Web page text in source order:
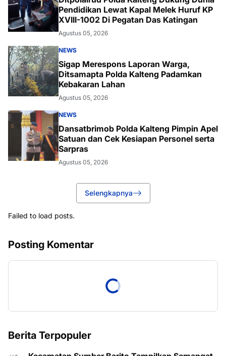
Pendidikan Lewat Kapal Melek Huruf KP
XVIII-1002 Di Pegatan Das Katingan
Agustus 05, 2026
NEWS
Sigap Merespons Laporan Warga,
Ditsamapta Polda Kalteng Padamkan
Kebakaran Lahan
Agustus 05, 2026
NEWS
Dansatbrimob Polda Kalteng Pimpin Apel
Satuan dan Cek Kesiapan Personel serta
Sarpras
Agustus 05, 2026
Selengkapnya
Failed to load posts.
Posting Komentar
Berita Terpopuler